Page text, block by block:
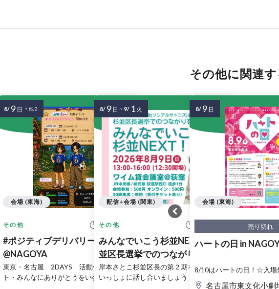
その他に関連
その他 11:50 開始
#ポジティブデリバリー 2026夏
@NAGOYA
東京・名古屋 2DAYS 活動休止前ラス
ト・みんなにありがとうをい会
会場 (東海)
8/ 9 日 + 他 2
その他
みんなでいこう杉並NEXT！ ～杉
並区長選挙でのつながりを、未来
へ～
岸本さとこ杉並区長の第２期をみなさんと
いっしょに話し合いましょう
配信+会場 (関東)
8/ 9 日 ~ 9/ 1 火
売り切れ
ハートの日 in
8/10はハートの日！☆入場
名古屋市東文化小劇
会場 (東海)
8/ 9 日